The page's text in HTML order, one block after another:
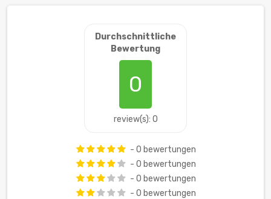
Durchschnittliche
Bewertung
0
review(s): 0
- 0 bewertungen
- 0 bewertungen
- 0 bewertungen
- 0 bewertungen